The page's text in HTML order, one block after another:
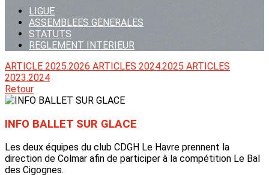
LIGUE
ASSEMBLEES GENERALES
STATUTS
REGLEMENT INTERIEUR
ARTICLE 2025.2026 ARTICLES 2024.2025 ARTICLES
2023.2024
Retour
INFO BALLET SUR GLACE
Les deux équipes du club CDGH Le Havre prennent la
direction de Colmar afin de participer à la compétition Le Bal
des Cigognes.